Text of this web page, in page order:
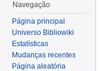
Navegação
Página principal
Universo Bibliowiki
Estatísticas
Mudanças recentes
Página aleatória